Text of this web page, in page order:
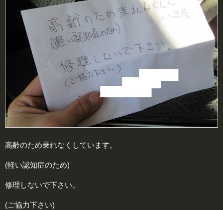
高齢のため乗れなくしています。
(軽い認知症のため)
修理しないで下さい。
(ご協力下さい)